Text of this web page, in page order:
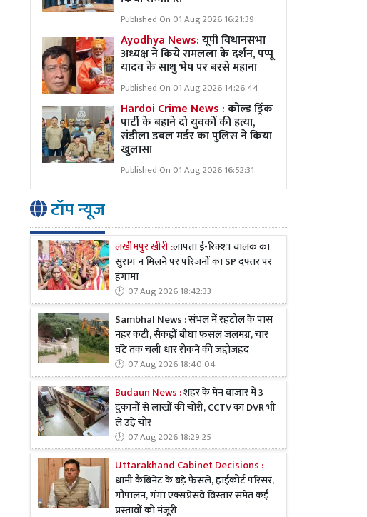
Published On 01 Aug 2026 16:21:39
Ayodhya News:यूपी विधानसभा
अध्यक्ष ने किये रामलला के दर्शन, पप्पू
यादव के साधु भेष पर बरसे महाना
Published On 01 Aug 2026 14:26:44
Hardoi Crime News :कोल्ड ड्रिंक
पार्टी के बहाने दो युवकों की हत्या,
संडीला डबल मर्डर का पुलिस ने किया
खुलासा
Published On 01 Aug 2026 16:52:31
टॉप न्यूज
लखीमपुर खीरी :लापता ई-रिक्शा चालक का
सुराग न मिलने पर परिजनों का SP दफ्तर पर
हंगामा
07 Aug 2026 18:42:33
Sambhal News : संभल में रहटोल के पास
नहर कटी, सैकड़ों बीघा फसल जलमग्न, चार
घंटे तक चली धार रोकने की जद्दोजहद
07 Aug 2026 18:40:04
Budaun News :शहर के मेन बाजार में 3
दुकानों से लाखों की चोरी, CCTV का DVR भी
ले उड़े चोर
07 Aug 2026 18:29:25
Uttarakhand Cabinet Decisions :
धामी कैबिनेट के बड़े फैसले, हाईकोर्ट परिसर,
गौपालन, गंगा एक्सप्रेसवे विस्तार समेत कई
प्रस्तावों को मंजूरी